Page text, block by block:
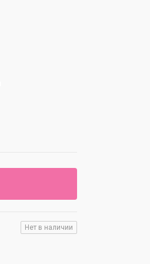
Нет в наличии